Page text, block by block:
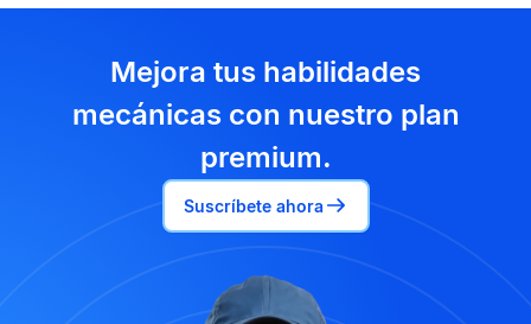
Mejora tus habilidades
mecánicas con nuestro plan
premium.
Suscríbete ahora